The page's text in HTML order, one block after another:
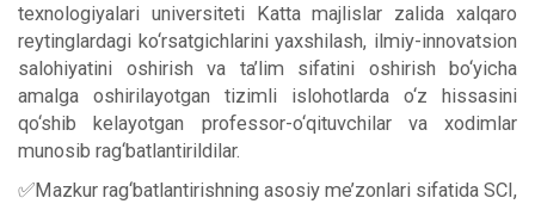
texnologiyalari universiteti Katta majlislar zalida xalqaro
reytinglardagi ko‘rsatgichlarini yaxshilash, ilmiy-innovatsion
salohiyatini oshirish va ta’lim sifatini oshirish bo‘yicha
amalga oshirilayotgan tizimli islohotlarda o‘z hissasini
qo‘shib kelayotgan professor-o‘qituvchilar va xodimlar
munosib rag‘batlantirildilar.
✅Mazkur rag‘batlantirishning asosiy me’zonlari sifatida SCI,